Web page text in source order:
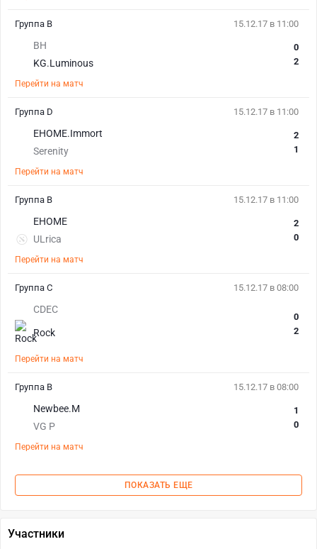
15.12.17 в 11:00
BH
KG.Luminous
0
2
Перейти на матч
Группа B
15.12.17 в 11:00
EHOME.Immort
Serenity
2
1
Перейти на матч
Группа D
15.12.17 в 11:00
EHOME
ULrica
2
0
Перейти на матч
Группа B
15.12.17 в 08:00
CDEC
Rock
0
2
Перейти на матч
Группа C
15.12.17 в 08:00
Newbee.M
VG P
1
0
Перейти на матч
Группа B
ПОКАЗАТЬ ЕЩЕ
Участники